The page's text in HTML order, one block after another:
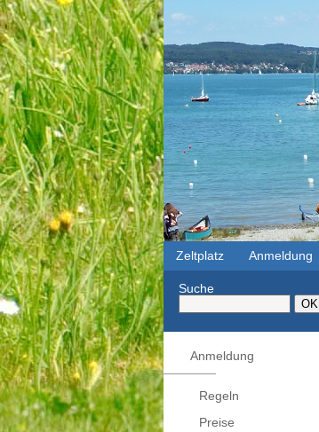
Suche
Anmeldung
Regeln
Preise
Zeltplatz Anmeldung